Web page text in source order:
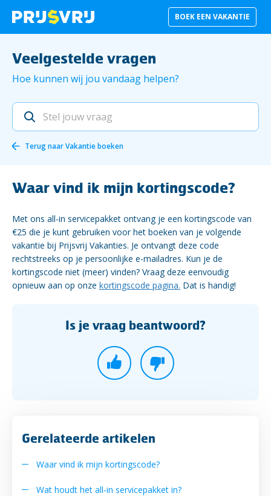
BOEK EEN VAKANTIE
Veelgestelde vragen
Hoe kunnen wij jou vandaag helpen?
Terug naarVakantie boeken
Waar vind ik mijn kortingscode?
Met ons all-in servicepakket ontvang je een kortingscode van
€25 die je kunt gebruiken voor het boeken van je volgende
vakantie bij Prijsvrij Vakanties. Je ontvangt deze code
rechtstreeks op je persoonlijke e-mailadres. Kun je de
kortingscode niet (meer) vinden? Vraag deze eenvoudig
opnieuw aan op onze kortingscode pagina. Dat is handig!
Is je vraag beantwoord?
Gerelateerde artikelen
Waar vind ik mijn kortingscode?
Wat houdt het all-in servicepakket in?